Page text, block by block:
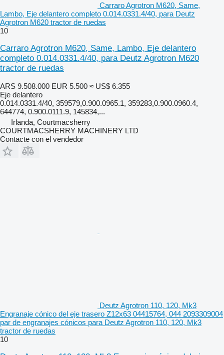
Carraro Agrotron M620, Same,
Lambo, Eje delantero completo 0.014.0331.4/40, para Deutz
Agrotron M620 tractor de ruedas
10
Carraro Agrotron M620, Same, Lambo, Eje delantero
completo 0.014.0331.4/40, para Deutz Agrotron M620
tractor de ruedas
ARS 9.508.000 EUR 5.500 ≈ US$ 6.355
Eje delantero
0.014.0331.4/40, 359579,0.900.0965.1, 359283,0.900.0960.4,
644774, 0.900.0111.9, 145834,...
Irlanda, Courtmacsherry
COURTMACSHERRY MACHINERY LTD
Contacte con el vendedor
Deutz Agrotron 110, 120, Mk3
Engranaje cónico del eje trasero Z12x63 04415764, 044 2093309004
par de engranajes cónicos para Deutz Agrotron 110, 120, Mk3
tractor de ruedas
10